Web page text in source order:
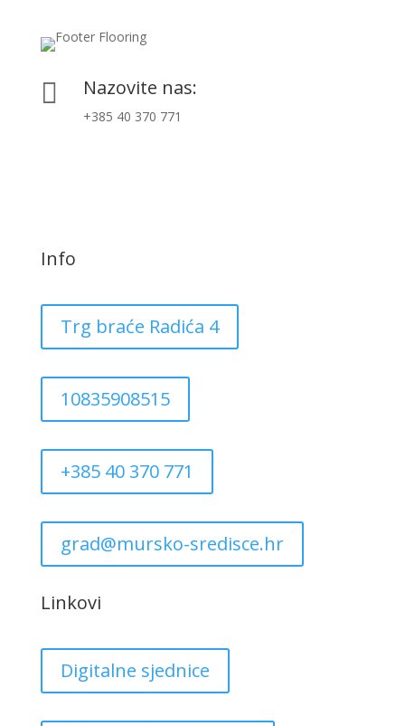
 Nazovite nas:
+385 40 370 771
Info
Trg braće Radića 4
10835908515
+385 40 370 771
grad@mursko-sredisce.hr
Linkovi
Digitalne sjednice